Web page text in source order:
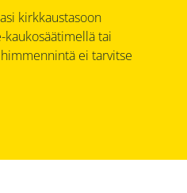
kirkkaustasoon
tai
ei tarvitse